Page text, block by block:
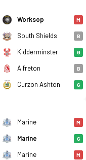
anları, kadro,
Worksop M
South Shields B
Kidderminster G
Alfreton B
Curzon Ashton G
Marine M
Marine G
Marine M